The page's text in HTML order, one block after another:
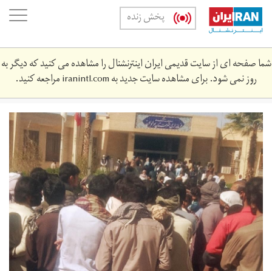
Skip
main
content
پخش زنده
شما صفحه ای از سایت قدیمی ایران اینترنشنال را مشاهده می کنید که دیگر به
روز نمی شود. برای مشاهده سایت جدید بهiranintl.comمراجعه کنید.
saravan-
455456-
12-
1399-
3442-
3.jpg